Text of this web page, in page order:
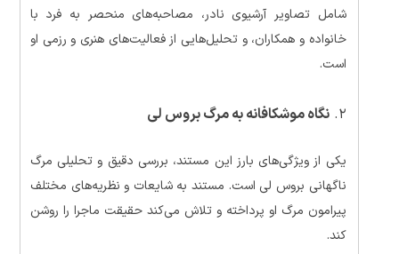
شامل تصاویر آرشیوی نادر، مصاحبه‌های منحصر به فرد با
خانواده و همکاران، و تحلیل‌هایی از فعالیت‌های هنری و رزمی او
است.
۲. نگاه موشکافانه به مرگ بروس لی
یکی از ویژگی‌های بارز این مستند، بررسی دقیق و تحلیلی مرگ
ناگهانی بروس لی است. مستند به شایعات و نظریه‌های مختلف
پیرامون مرگ او پرداخته و تلاش می‌کند حقیقت ماجرا را روشن
کند.